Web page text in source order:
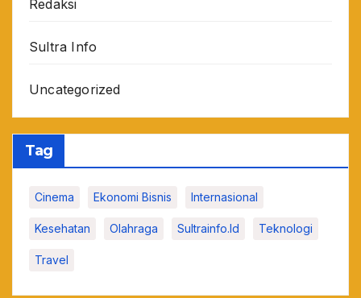
Redaksi
Sultra Info
Uncategorized
Tag
Cinema Ekonomi Bisnis Internasional
Kesehatan Olahraga Sultrainfo.id Teknologi
Travel